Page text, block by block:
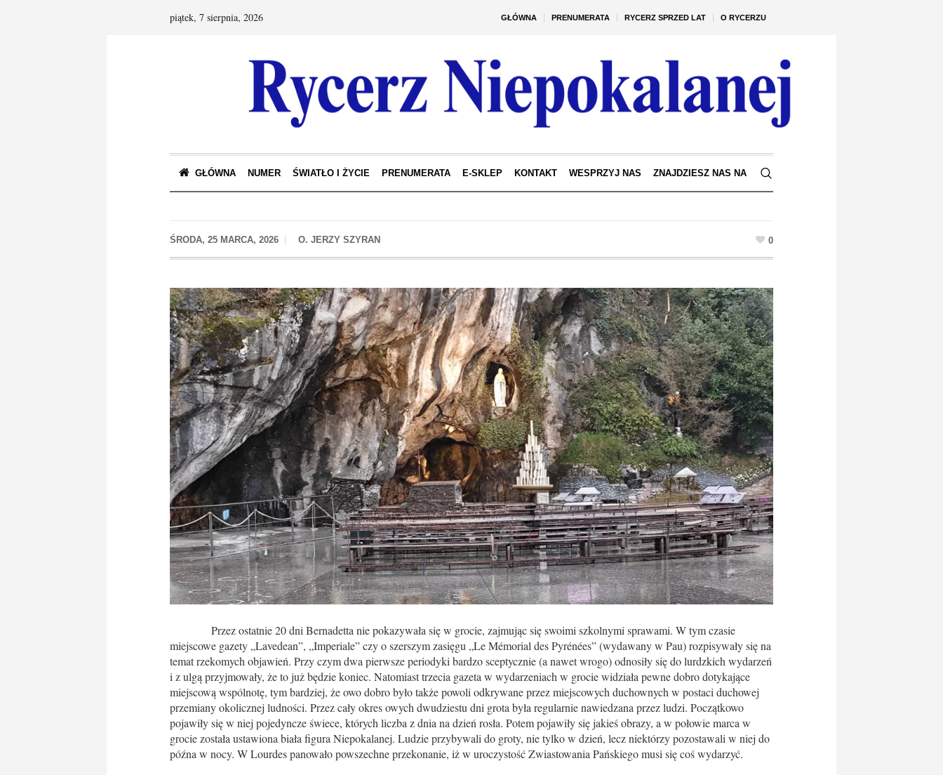
GŁÓWNA PRENUMERATA RYCERZ SPRZED LAT O RYCERZU
piątek, 7 sierpnia, 2026
GŁÓWNA NUMER ŚWIATŁO I ŻYCIE PRENUMERATA E-SKLEP KONTAKT WESPRZYJ NAS ZNAJDZIESZ NAS NA
ŚRODA, 25 MARCA, 2026 0
Przez ostatnie 20 dni Bernadetta nie pokazywała się w grocie, zajmując się swoimi szkolnymi sprawami. W tym czasie
miejscowe gazety „Lavedean”, „Imperiale” czy o szerszym zasięgu „Le Mémorial des Pyrénées” (wydawany w Pau) rozpisywały się na
temat rzekomych objawień. Przy czym dwa pierwsze periodyki bardzo sceptycznie (a nawet wrogo) odnosiły się do lurdzkich wydarzeń
i z ulgą przyjmowały, że to już będzie koniec. Natomiast trzecia gazeta w wydarzeniach w grocie widziała pewne dobro dotykające
miejscową wspólnotę, tym bardziej, że owo dobro było także powoli odkrywane przez miejscowych duchownych w postaci duchowej
przemiany okolicznej ludności. Przez cały okres owych dwudziestu dni grota była regularnie nawiedzana przez ludzi. Początkowo
pojawiły się w niej pojedyncze świece, których liczba z dnia na dzień rosła. Potem pojawiły się jakieś obrazy, a w połowie marca w
grocie została ustawiona biała figura Niepokalanej. Ludzie przybywali do groty, nie tylko w dzień, lecz niektórzy pozostawali w niej do
późna w nocy. W Lourdes panowało powszechne przekonanie, iż w uroczystość Zwiastowania Pańskiego musi się coś wydarzyć.